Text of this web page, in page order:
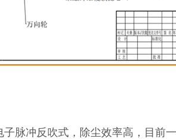
脉冲反吹式，除尘效率高，目前